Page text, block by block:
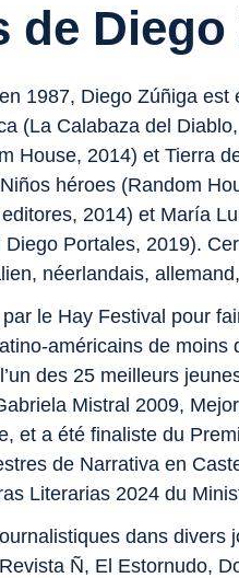
de
1987, Diego Zúñiga
(La Calabaza del
House, 2014) et Tierra
Niños héroes (Random
2014) et María
Portales, 2019).
néerlandais,
le Hay Festival pour
américains de
des 25 meilleurs
Mistral 2009,
et a été finaliste du
de Narrativa en
Literarias 2024 du
dans divers
Ñ, El Estornudo,